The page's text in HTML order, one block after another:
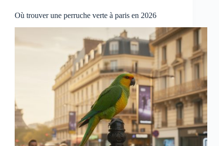
Où trouver une perruche verte à paris en 2026